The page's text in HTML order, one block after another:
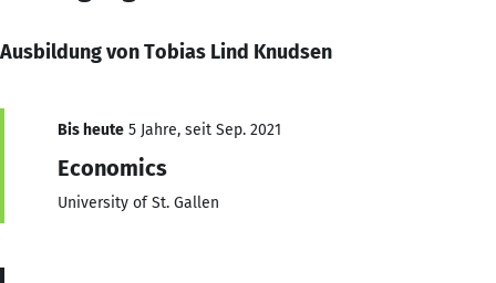
Ausbildung von Tobias Lind Knudsen
Bis heute 5 Jahre, seit Sep. 2021
Economics
University of St. Gallen